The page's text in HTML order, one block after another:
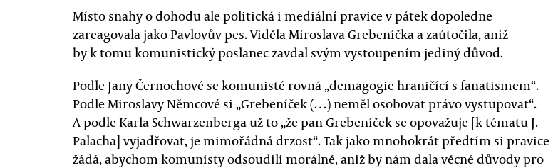
Místo snahy o dohodu ale politická i mediální pravice v pátek dopoledne
zareagovala jako Pavlovův pes. Viděla Miroslava Grebeníčka a zaútočila, aniž
by k tomu komunistický poslanec zavdal svým vystoupením jediný důvod.
Podle Jany Černochové se komunisté rovná „demagogie hraničící s fanatismem“.
Podle Miroslavy Němcové si „Grebeníček (…) neměl osobovat právo vystupovat“.
A podle Karla Schwarzenberga už to „že pan Grebeníček se opovažuje [k tématu J.
Palacha] vyjadřovat, je mimořádná drzost“. Tak jako mnohokrát předtím si pravice
žádá, abychom komunisty odsoudili morálně, aniž by nám dala věcné důvody pro